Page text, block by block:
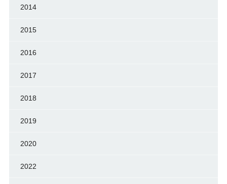
2014
2015
2016
2017
2018
2019
2020
2022